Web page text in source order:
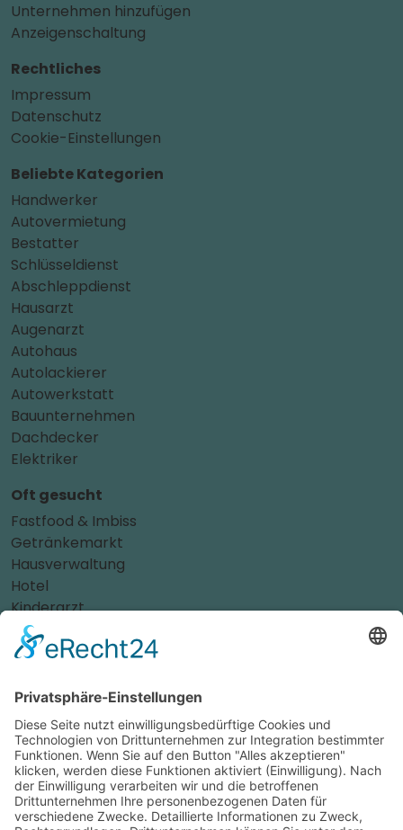
Unternehmen hinzufügen
Anzeigenschaltung
Rechtliches
Impressum
Datenschutz
Cookie-Einstellungen
Beliebte Kategorien
Handwerker
Autovermietung
Bestatter
Schlüsseldienst
Abschleppdienst
Hausarzt
Augenarzt
Autohaus
Autolackierer
Autowerkstatt
Bauunternehmen
Dachdecker
Elektriker
Oft gesucht
Fastfood & Imbiss
Getränkemarkt
Hausverwaltung
Hotel
Kinderarzt
Personalvermittler
Weitere Sportvereine
Zahnarzt
Tennis
Tankstelle
Tierbedarf
Parken
Für Ihr Unternehmen